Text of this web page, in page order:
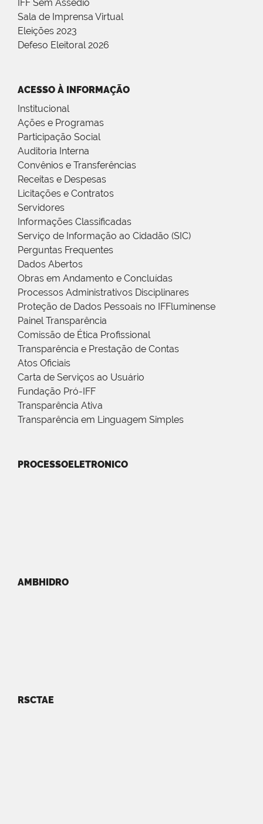
IFF Sem Assédio
Sala de Imprensa Virtual
Eleições 2023
Defeso Eleitoral 2026
ACESSO À INFORMAÇÃO
Institucional
Ações e Programas
Participação Social
Auditoria Interna
Convênios e Transferências
Receitas e Despesas
Licitações e Contratos
Servidores
Informações Classificadas
Serviço de Informação ao Cidadão (SIC)
Perguntas Frequentes
Dados Abertos
Obras em Andamento e Concluídas
Processos Administrativos Disciplinares
Proteção de Dados Pessoais no IFFluminense
Painel Transparência
Comissão de Ética Profissional
Transparência e Prestação de Contas
Atos Oficiais
Carta de Serviços ao Usuário
Fundação Pró-IFF
Transparência Ativa
Transparência em Linguagem Simples
PROCESSOELETRONICO
AMBHIDRO
RSCTAE